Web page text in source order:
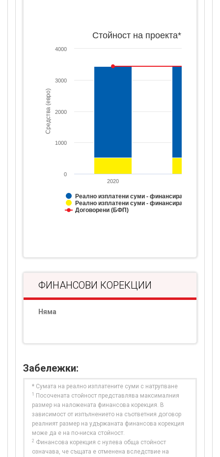
Средства (евро)
Стойност на проекта*
Реално изплатени суми - финансиране от ЕС
Реално изплатени суми - финансиране от НФ
Договорени (БФП)
2020
0
1000
2000
3000
4000
ФИНАНСОВИ КОРЕКЦИИ
Няма
Забележки:
* Сумата на реално изплатените суми с натрупване
1
Посочената стойност представлява максималния
размер на наложената финансова корекция. В
зависимост от изпълнението на съответния договор
реалният размер на удържаната финансова корекция
може да е на по-ниска стойност.
2 Финансова корекция с нулева обща стойност
означава, че същата е отменена вследствие на